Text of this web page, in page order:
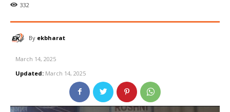
332
By ekbharat
March 14, 2025
Updated: March 14, 2025